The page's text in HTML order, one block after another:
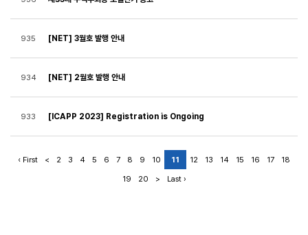
935 [NET] 3월호 발행 안내
934 [NET] 2월호 발행 안내
933 [ICAPP 2023] Registration is Ongoing
‹ First < 2 3 4 5 6 7 8 9 10 11 12 13 14 15 16 17
18
19
20 > Last ›